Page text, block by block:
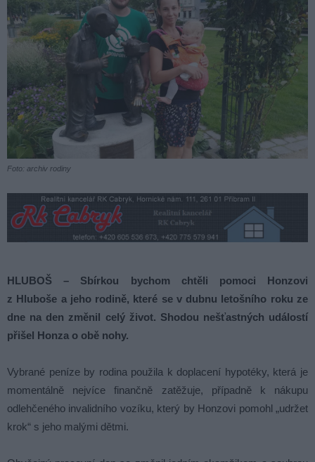
Foto: archiv rodiny
HLUBOŠ – Sbírkou bychom chtěli pomoci Honzovi
z Hluboše a jeho rodině, které se v dubnu letošního roku ze
dne na den změnil celý život. Shodou nešťastných událostí
přišel Honza o obě nohy.
Vybrané peníze by rodina použila k doplacení hypotéky, která je
momentálně nejvíce finančně zatěžuje, případně k nákupu
odlehčeného invalidního vozíku, který by Honzovi pomohl „udržet
krok“ s jeho malými dětmi.